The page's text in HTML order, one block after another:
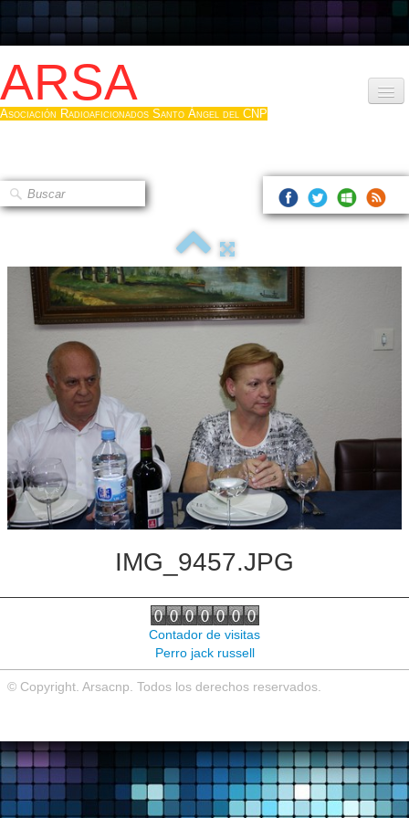
ARSA
Asociación Radioaficionados Santo Ángel del CNP
Que es la ARSA
Hacerse socio
Log diploma en Pdf
▼
Sistemas Digitales
Noticias de interés
Contacto
IMG_9457.JPG
Contador de visitas
Perro jack russell
© Copyright. Arsacnp. Todos los derechos reservados.